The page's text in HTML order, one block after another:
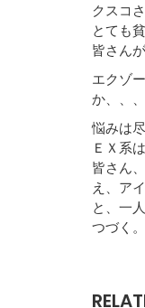
クスコ
とても
皆さん
エクゾ
か、、、
悩みは
ＥＸ系
皆さん
え、ア
と、一
つづく。